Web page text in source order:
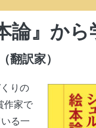
論』から
翻訳家）
りの
作家で
る一